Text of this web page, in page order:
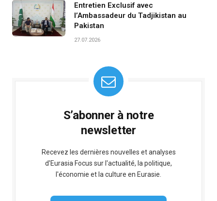
Entretien Exclusif avec
l’Ambassadeur du Tadjikistan au
Pakistan
27.07.2026
S’abonner à notre
newsletter
Recevez les dernières nouvelles et analyses
d'Eurasia Focus sur l'actualité, la politique,
l'économie et la culture en Eurasie.